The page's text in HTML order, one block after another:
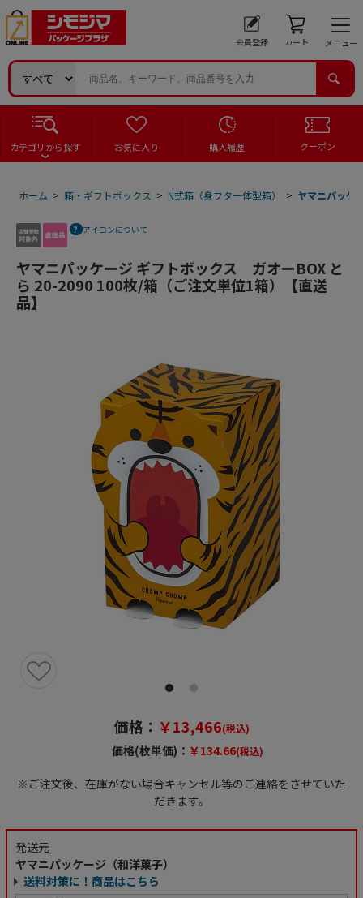
会員登録 カート メニュー
カテゴリから探す お気に入り 購入履歴 クーポン
ホーム > 箱・ギフトボックス > N式箱（身フタ一体型箱） > ヤマニパッケ
アイコンについて
ヤマニパッケージ ギフトボックス ガオーBOX と
ら 20-2090 100枚/箱（ご注文単位1箱）【直送
品】
価格： ￥13,466(税込)
価格(枚単価)： ￥134.66(税込)
※ご注文後、在庫がない場合キャンセル等のご連絡をさせていた
だきます。
発送元
ヤマニパッケージ（和洋菓子）
送料対策に！商品はこちら